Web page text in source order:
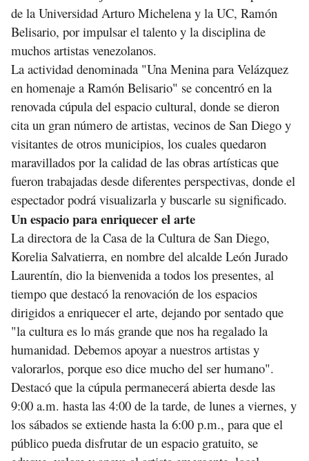
de la Universidad Arturo Michelena y la UC, Ramón
Belisario, por impulsar el talento y la disciplina de
muchos artistas venezolanos.
La actividad denominada "Una Menina para Velázquez
en homenaje a Ramón Belisario" se concentró en la
renovada cúpula del espacio cultural, donde se dieron
cita un gran número de artistas, vecinos de San Diego y
visitantes de otros municipios, los cuales quedaron
maravillados por la calidad de las obras artísticas que
fueron trabajadas desde diferentes perspectivas, donde el
espectador podrá visualizarla y buscarle su significado.
Un espacio para enriquecer el arte
La directora de la Casa de la Cultura de San Diego,
Korelia Salvatierra, en nombre del alcalde León Jurado
Laurentín, dio la bienvenida a todos los presentes, al
tiempo que destacó la renovación de los espacios
dirigidos a enriquecer el arte, dejando por sentado que
"la cultura es lo más grande que nos ha regalado la
humanidad. Debemos apoyar a nuestros artistas y
valorarlos, porque eso dice mucho del ser humano".
Destacó que la cúpula permanecerá abierta desde las
9:00 a.m. hasta las 4:00 de la tarde, de lunes a viernes, y
los sábados se extiende hasta la 6:00 p.m., para que el
público pueda disfrutar de un espacio gratuito, se